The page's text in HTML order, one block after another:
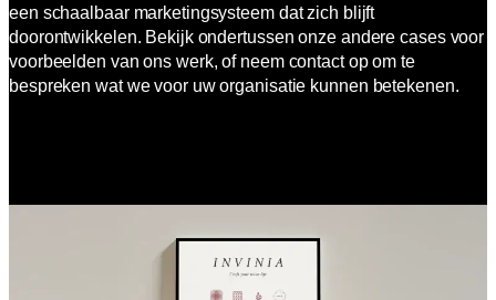
een schaalbaar marketingsysteem dat zich blijft
doorontwikkelen. Bekijk ondertussen onze andere cases voor
voorbeelden van ons werk, of neem contact op om te
bespreken wat we voor uw organisatie kunnen betekenen.